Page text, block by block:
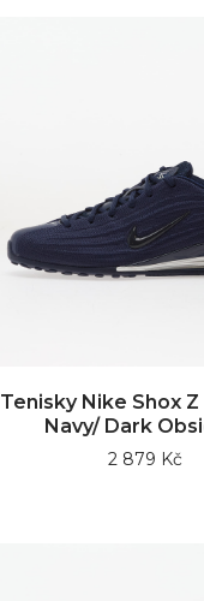
Tenisky Nike Shox
Navy/ Dark
2 879 Kč